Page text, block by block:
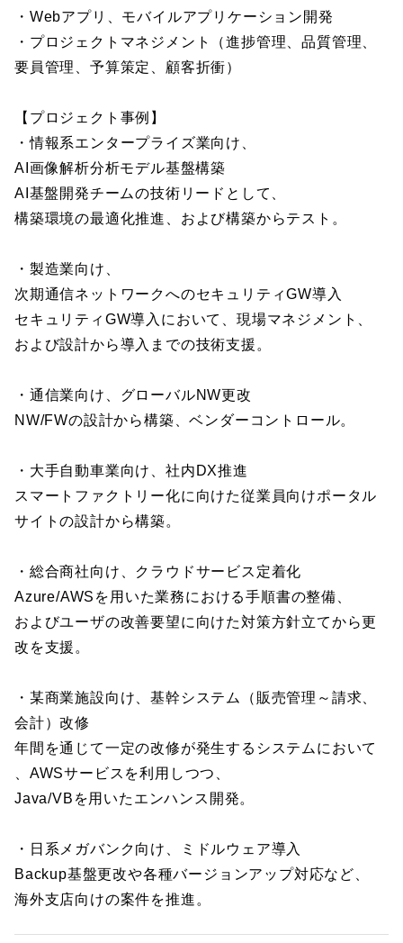
・Webアプリ、モバイルアプリケーション開発
・プロジェクトマネジメント（進捗管理、品質管理、
要員管理、予算策定、顧客折衝）
【プロジェクト事例】
・情報系エンタープライズ業向け、
AI画像解析分析モデル基盤構築
AI基盤開発チームの技術リードとして、
構築環境の最適化推進、および構築からテスト。
・製造業向け、
次期通信ネットワークへのセキュリティGW導入
セキュリティGW導入において、現場マネジメント、
および設計から導入までの技術支援。
・通信業向け、グローバルNW更改
NW/FWの設計から構築、ベンダーコントロール。
・大手自動車業向け、社内DX推進
スマートファクトリー化に向けた従業員向けポータル
サイトの設計から構築。
・総合商社向け、クラウドサービス定着化
Azure/AWSを用いた業務における手順書の整備、
およびユーザの改善要望に向けた対策方針立てから更
改を支援。
・某商業施設向け、基幹システム（販売管理～請求、
会計）改修
年間を通じて一定の改修が発生するシステムにおいて
、AWSサービスを利用しつつ、
Java/VBを用いたエンハンス開発。
・日系メガバンク向け、ミドルウェア導入
Backup基盤更改や各種バージョンアップ対応など、
海外支店向けの案件を推進。